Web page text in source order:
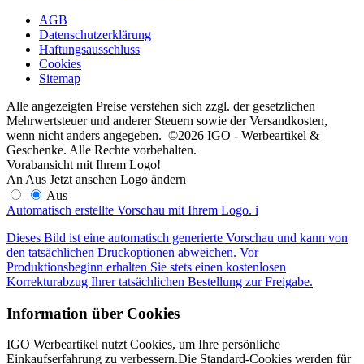
AGB
Datenschutzerklärung
Haftungsausschluss
Cookies
Sitemap
Alle angezeigten Preise verstehen sich zzgl. der gesetzlichen
Mehrwertsteuer und anderer Steuern sowie der Versandkosten,
wenn nicht anders angegeben. ©2026 IGO - Werbeartikel &
Geschenke. Alle Rechte vorbehalten.
Vorabansicht mit Ihrem Logo!
An Aus Jetzt ansehen Logo ändern
Aus
Automatisch erstellte Vorschau mit Ihrem Logo. i
Dieses Bild ist eine automatisch generierte Vorschau und kann von
den tatsächlichen Druckoptionen abweichen. Vor
Produktionsbeginn erhalten Sie stets einen kostenlosen
Korrekturabzug Ihrer tatsächlichen Bestellung zur Freigabe.
Information über Cookies
IGO Werbeartikel nutzt Cookies, um Ihre persönliche
Einkaufserfahrung zu verbessern.Die Standard-Cookies werden für